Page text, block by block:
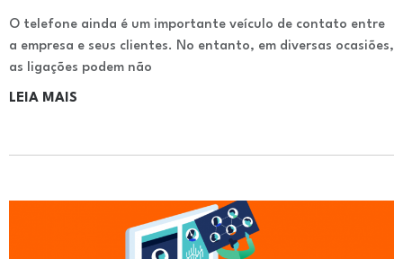
O telefone ainda é um importante veículo de contato entre
a empresa e seus clientes. No entanto, em diversas ocasiões,
as ligações podem não
LEIA MAIS